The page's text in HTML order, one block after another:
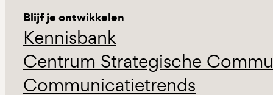
Blijf je ontwikkelen
Kennisbank
Centrum Strategische
Communicatietrends